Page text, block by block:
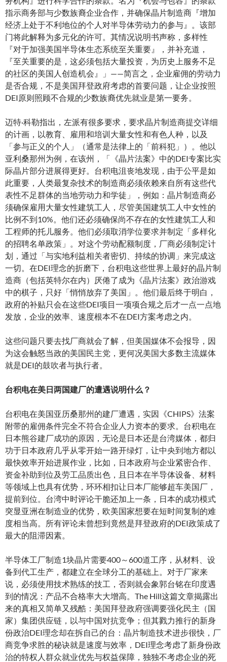
指示商务部与少数族裔企业合作，并确保晶片制造商『增加
经济上处于不利地位的个人对半导体劳动力的参与』。该部
门将此解释为多元化的许可。其情况说明书声称，多样性
『对于加强美国半导体生态系统至关重要』，并补充道，
『至关重要的是，这必须包括大量投资，为历史上服务不足
的社区的美国人创造机会』」——简言之，企业雇佣的劳动力
是否合规，不是美国拜登政府考虑的首要问题，让企业按照
DEI原则照顾不合规的少数族裔优先就业是第一要务。
迈特·科勒指出，左派有很多要求，要求晶片制造商提交详细
的计画，以教育、雇用和培训大量女性和有色人种，以及
「参与正义的个人」（通常是法律上的「前科犯」）。他以
亚利桑那州为例，在该州，「《晶片法案》中的DEI专案比实
际晶片部分进展得更好。台积电沮丧地发现，由于公平是如
此重要，人类最复杂技术的制造商必须依赖来自所有这些代
表性不足群体的当地劳动力和学徒」，例如：晶片制造商必
须确保雇用大量女性建筑工人，尽管美国建筑工人中女性的
比例不到10%。他们还必须确保尚不存在的女性建筑工人和
工程师的托儿服务。他们必须取消学位要求并制定「多样化
的招聘名单政策」。对这个劳动配额制度，厂商必须制定计
划，通过「与实地利益相关者密切、持续的协调」来完成这
一切。在DEI理念的折磨下，台积电这些世界上最好的晶片制
造商（包括英特尔在内）厌倦了成为《晶片法案》政治游戏
中的棋子，只好「悄悄放弃了美国」。他们最后终于明白，
政府的补贴只会在这些DEI项目一项项合规之后才一点一点地
发放，企业的效率、速度根本不在DEI方案考虑之内。
这些问题只要去找厂商就会了解，但美国媒体不会报导，因
为这会触怒当政的美国民主党，更何况美国大多数主流媒体
就是DEI的鼓吹者与执行者。
台积电在美日两国建厂的遭遇说明什么？
台积电在美国亚历桑那州的建厂遭遇，实因《CHIPS》法案
附带的雇佣条件完全不符合企业人力资本的要求。台积电在
日本熊谷建厂成功的原因，无论是日本还是台湾媒体，都归
功于日本政府几乎从零开始一路开绿灯，让中央到地方都以
最快效率开始进展作业，比如，日本政府与企业紧密合作、
资金补助到位及劳工品质出色，且日本在半导体设备、材料
等领域上也具有优势，环环相扣让日本厂能够超车美国厂，
提前到位。台湾中时评论干脆还加上一条，日本的成功模式
突显亚洲在制造业的优势，欧美国家想要在短时间复制的难
度相当高。所有评论未曾想到竟然是拜登政府的DEI政策成了
最大的阻滞因素。
半导体工厂制造1块晶片需要400～600道工序，从材料、设
备到代工生产，都建立在全球分工的基础上。对于厂家来
说，必须使用技术熟练的技工，否则就会象郭台铭在印度遇
到的情况：产品不合格率大大增高。The Hill这篇文章揭露出
来的真相又简单又残酷：美国拜登政府强调要强化民主（国
家）集团供应链，以与中国对抗竞争；但其戮力推行的新身
份政治DEI理念却在拆自己的台：晶片制造技术进步很快，厂
商竞争求胜的秘诀就是速度与效率，DEI理念考虑了新身份政
治的特权人群众就业优先与权益保障，独独不考虑企业的死